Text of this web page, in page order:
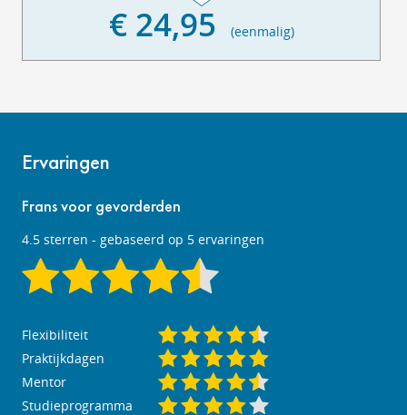
€ 24,95 (eenmalig)
Ervaringen
Frans voor gevorderden
4.5 sterren - gebaseerd op 5 ervaringen
Flexibiliteit
Praktijkdagen
Mentor
Studieprogramma